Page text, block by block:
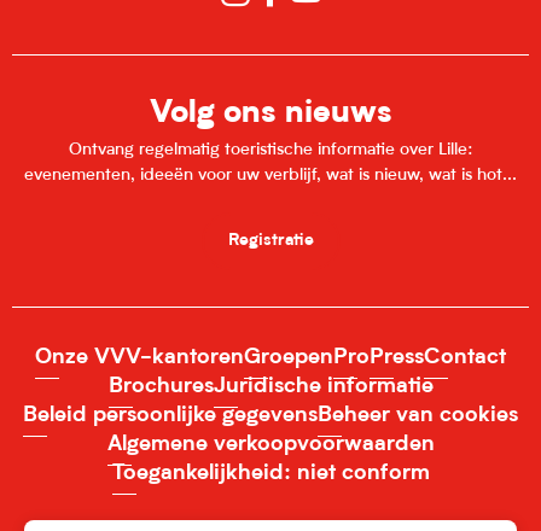
Volg ons nieuws
Ontvang regelmatig toeristische informatie over Lille:
evenementen, ideeën voor uw verblijf, wat is nieuw, wat is hot...
Registratie
Onze VVV-kantorenGroepen Pro PressContact
BrochuresJuridische informatie
Beleid persoonlijke gegevensBeheer van cookies
Algemene verkoopvoorwaarden
Toegankelijkheid: niet conform